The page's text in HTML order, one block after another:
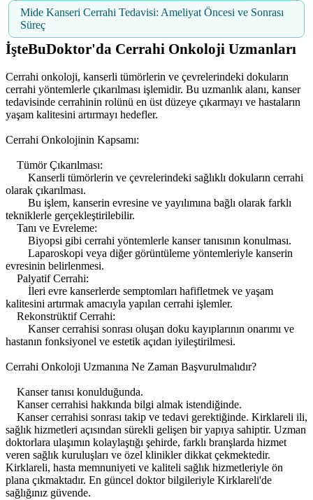
Mide Kanseri Cerrahi Tedavisi: Ameliyat Öncesi ve Sonrası
Süreç
İşteBuDoktor'da Cerrahi Onkoloji Uzmanları
Cerrahi onkoloji, kanserli tümörlerin ve çevrelerindeki dokuların
cerrahi yöntemlerle çıkarılması işlemidir. Bu uzmanlık alanı, kanser
tedavisinde cerrahinin rolünü en üst düzeye çıkarmayı ve hastaların
yaşam kalitesini artırmayı hedefler.
Cerrahi Onkolojinin Kapsamı:
Tümör Çıkarılması:
Kanserli tümörlerin ve çevrelerindeki sağlıklı dokuların cerrahi
olarak çıkarılması.
Bu işlem, kanserin evresine ve yayılımına bağlı olarak farklı
tekniklerle gerçekleştirilebilir.
Tanı ve Evreleme:
Biyopsi gibi cerrahi yöntemlerle kanser tanısının konulması.
Laparoskopi veya diğer görüntüleme yöntemleriyle kanserin
evresinin belirlenmesi.
Palyatif Cerrahi:
İleri evre kanserlerde semptomları hafifletmek ve yaşam
kalitesini artırmak amacıyla yapılan cerrahi işlemler.
Rekonstrüktif Cerrahi:
Kanser cerrahisi sonrası oluşan doku kayıplarının onarımı ve
hastanın fonksiyonel ve estetik açıdan iyileştirilmesi.
Cerrahi Onkoloji Uzmanına Ne Zaman Başvurulmalıdır?
Kanser tanısı konulduğunda.
Kanser cerrahisi hakkında bilgi almak istendiğinde.
Kanser cerrahisi sonrası takip ve tedavi gerektiğinde. Kirklareli ili,
sağlık hizmetleri açısından sürekli gelişen bir yapıya sahiptir. Uzman
doktorlara ulaşımın kolaylaştığı şehirde, farklı branşlarda hizmet
veren sağlık kuruluşları ve özel klinikler dikkat çekmektedir.
Kirklareli, hasta memnuniyeti ve kaliteli sağlık hizmetleriyle ön
plana çıkmaktadır. En güncel doktor bilgileriyle Kirklareli'de
sağlığınız güvende.